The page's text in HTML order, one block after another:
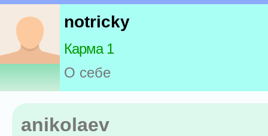
notricky
Карма 1
О себе
anikolaev